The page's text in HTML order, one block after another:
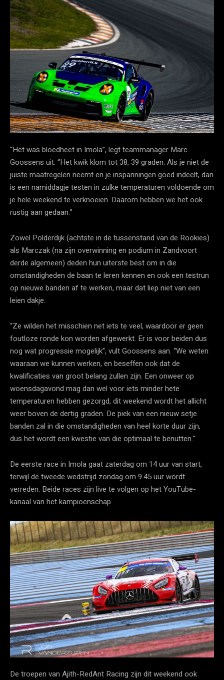
“Het was bloedheet in Imola”, legt teammanager Marc
Goossens uit. “Het kwik klom tot 38, 39 graden. Als je niet de
juiste maatregelen neemt en je inspanningen goed indeelt, dan
is een namiddagje testen in zulke temperaturen voldoende om
je hele weekend te verknoeien. Daarom hebben we het ook
rustig aan gedaan.”
Zowel Polderdijk (achtste in de tussenstand van de Rookies)
als Marczak (na zijn overwinning en podium in Zandvoort
derde algemeen) deden hun uiterste best om in die
omstandigheden de baan te leren kennen en ook een testrun
op nieuwe banden af te werken, maar dat liep niet van een
leien dakje.
“Ze wilden het misschien net iets te veel, waardoor er geen
foutloze ronde kon worden afgewerkt. Er is voor beiden dus
nog wat progressie mogelijk”, vult Goossens aan. “We weten
waaraan we kunnen werken, en beseffen ook dat de
kwalificaties van groot belang zullen zijn. Een onweer op
woensdagavond mag dan wel voor iets minder hete
temperaturen hebben gezorgd, dit weekend wordt het allicht
weer boven de dertig graden. De piek van een nieuw setje
banden zal in die omstandigheden van heel korte duur zijn,
dus het wordt een kwestie van die optimaal te benutten.”
De eerste race in Imola gaat zaterdag om 14 uur van start,
terwijl de tweede wedstrijd zondag om 9.45 uur wordt
verreden. Beide races zijn live te volgen op het YouTube-
kanaal van het kampioenschap.
De troepen van Ajith-RedAnt Racing zijn dit weekend ook